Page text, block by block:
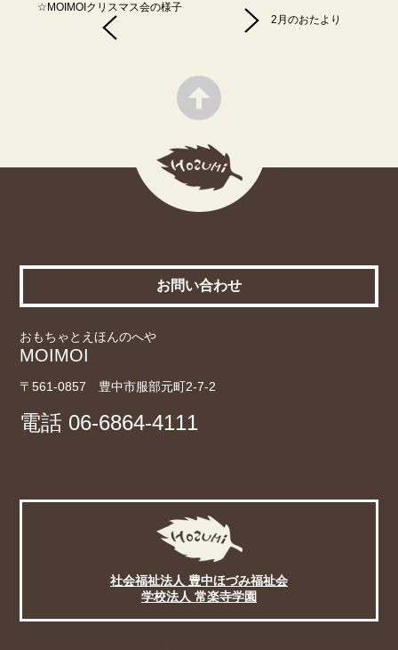
☆MOIMOIクリスマス会の様子
2月のおたより
お問い合わせ
おもちゃとえほんのへや
MOIMOI
〒561-0857 豊中市服部元町2-7-2
電話 06-6864-4111
社会福祉法人 豊中ほづみ福祉会
学校法人 常楽寺学園